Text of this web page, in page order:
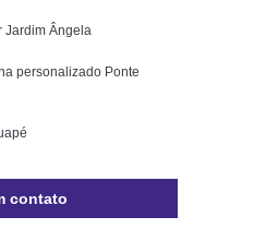
do Sul
Sul
Crachá com Chip
Jardim Ângela
personalizado Ponte
contato